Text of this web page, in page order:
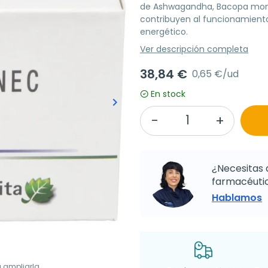
Siguiente
keyboard_arrow_right
de Ashwagandha, Bacopa
contribuyen al
energético.
Ver descripción completa
38,84 € 0,65 €/ud
En stock
¿Necesitas
Hablamos